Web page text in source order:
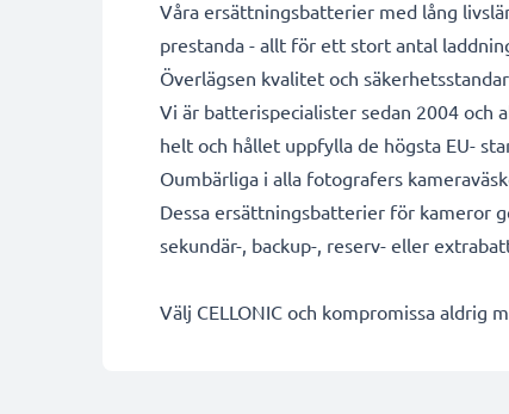
Våra ersättningsbatterier med lång
prestanda - allt för ett stort antal
Överlägsen kvalitet och
Vi är batterispecialister sedan 2004 och
helt och hållet uppfylla de högsta EU-
Oumbärliga i alla fotografers
Dessa ersättningsbatterier för kameror
sekundär-, backup-, reserv- eller
Välj CELLONIC och kompromissa aldrig